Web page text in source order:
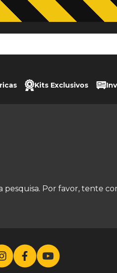
com The Black Tools
Kits Exclusivos
pesquisa. Por favor, tente